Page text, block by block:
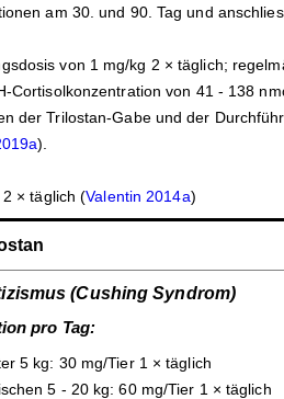
am 30. und 90. Tag und
von 1 mg/kg 2 × täglich;
Cortisolkonzentration von 41 - 138
der Trilostan-Gabe und der
).
× täglich (Valentin 2014a)
(Cushing Syndrom)
pro Tag:
5 kg: 30 mg/Tier 1 × täglich
5 - 20 kg: 60 mg/Tier 1 × täglich